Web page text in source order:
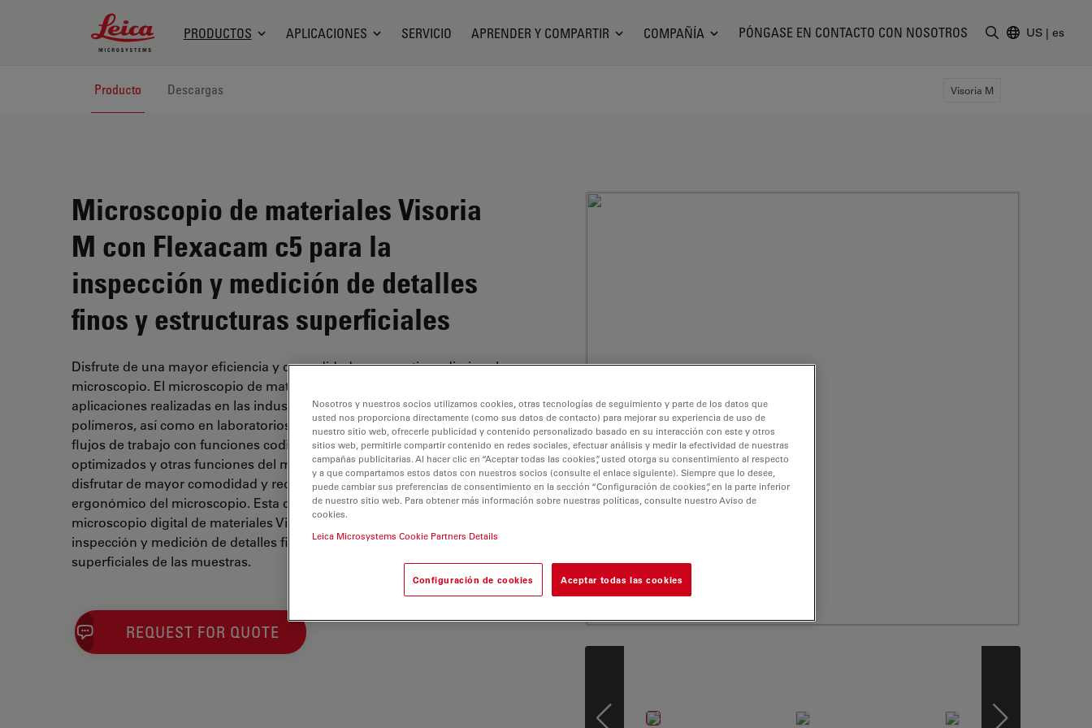
Leica Microsystems Logo
PRODUCTOS APLICACIONES SERVICIO APRENDER Y COMPARTIR COMPAÑÍA PÓNGASE EN CONTACTO CON NOSOTROS US | es
Producto Descargas Visoria M
Microscopio de materiales Visoria
M con Flexacam c5 para la
inspección y medición de detalles
finos y estructuras superficiales
Disfrute de una mayor eficiencia y comodidad en sus rutinas diarias al
microscopio. El microscopio de materiales Visoria M se destina a
aplicaciones realizadas en las industrias del metal, electrónica y de
polímeros, así como en laboratorios de ciencias de la vida. Agilice sus
flujos de trabajo con funciones codificadas, ajustes de iluminación
optimizados y otras funciones del microscopio. También puede
disfrutar de mayor comodidad y reducir las tensiones gracias al diseño
ergonómico del microscopio. Esta configuración incluye el
microscopio digital de materiales Visoria M y es adecuada para la
inspección y medición de detalles finos y de las estructuras
superficiales de las muestras.
REQUEST FOR QUOTE
Nosotros y nuestros socios utilizamos cookies, otras tecnologías de seguimiento y parte de los datos que
usted nos proporciona directamente (como sus datos de contacto) para mejorar su experiencia de uso de
nuestro sitio web, ofrecerle publicidad y contenido personalizado basado en su interacción con este y otros
sitios web, permitirle compartir contenido en redes sociales, efectuar análisis y medir la efectividad de nuestras
campañas publicitarias. Al hacer clic en “Aceptar todas las cookies”, usted otorga su consentimiento al respecto
y a que compartamos estos datos con nuestros socios (consulte el enlace siguiente). Siempre que lo desee,
puede cambiar sus preferencias de consentimiento en la sección “Configuración de cookies”, en la parte inferior
de nuestro sitio web. Para obtener más información sobre nuestras políticas, consulte nuestro Aviso de
cookies.
Leica Microsystems Cookie Partners Details
Configuración de cookies Aceptar todas las cookies